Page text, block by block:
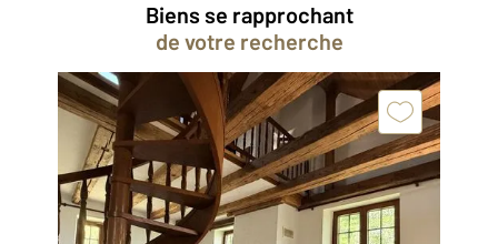
Biens se rapprochant
de votre recherche